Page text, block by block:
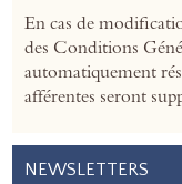
En cas de
des Conditions
automatiquement
afférentes seront
NEWSLETTERS